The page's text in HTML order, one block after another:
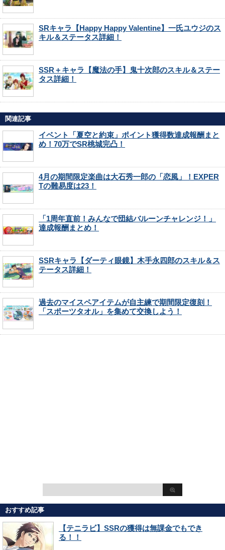
SRキャラ【Happy Happy Valentine】一氏ユウジのス
キル＆ステータス詳細！
SSR＋キャラ【魔法の手】鬼十次郎のスキル＆ステー
タス詳細！
関連記事
イベント「夏空と約束」ポイント獲得数達成報酬まと
め！70万でSR桃城完凸！
4月の期間限定楽曲は大石秀一郎の「恋風」！EXPER
Tの難易度は23！
「1周年直前！みんなで団結バルーンチャレンジ！」
達成報酬まとめ！
SSRキャラ【ダーティ眼鏡】木手永四郎のスキル＆ス
テータス詳細！
過去のマイスペアイテムが自主練で期間限定復刻！
「スポーツタオル」を集めて交換しよう！
おすすめ記事
【テニラビ】SSRの獲得は無課金でもでき
る！！